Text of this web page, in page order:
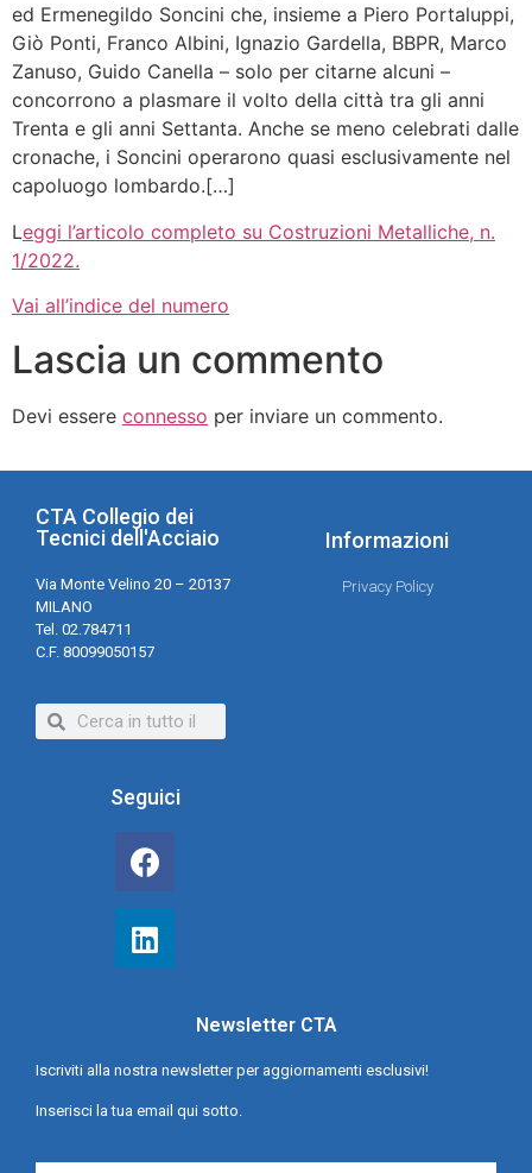
ed Ermenegildo Soncini che, insieme a Piero Portaluppi,
Giò Ponti, Franco Albini, Ignazio Gardella, BBPR, Marco
Zanuso, Guido Canella – solo per citarne alcuni –
concorrono a plasmare il volto della città tra gli anni
Trenta e gli anni Settanta. Anche se meno celebrati dalle
cronache, i Soncini operarono quasi esclusivamente nel
capoluogo lombardo.[…]
Leggi l’articolo completo su Costruzioni Metalliche, n.
1/2022.
Vai all’indice del numero
Lascia un commento
Devi essere connesso per inviare un commento.
CTA Collegio dei
Tecnici dell'Acciaio
Via Monte Velino 20 – 20137
MILANO
Tel. 02.784711
C.F. 80099050157
Informazioni
Privacy Policy
Seguici
Newsletter CTA
Iscriviti alla nostra newsletter per aggiornamenti esclusivi!
Inserisci la tua email qui sotto.